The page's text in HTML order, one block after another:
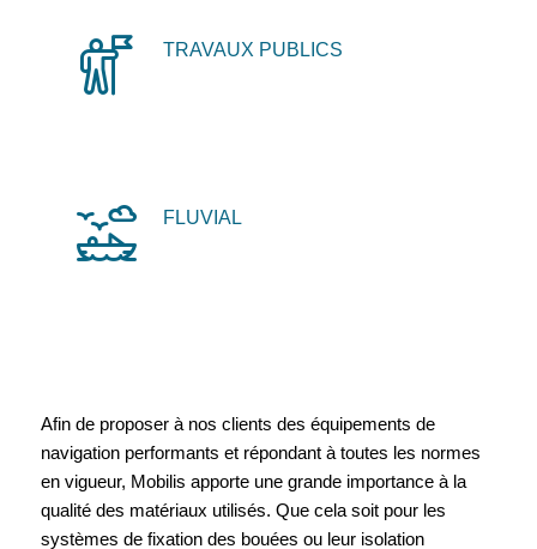
TRAVAUX PUBLICS
FLUVIAL
Afin de proposer à nos clients des équipements de
navigation performants et répondant à toutes les normes
en vigueur, Mobilis apporte une grande importance à la
qualité des matériaux utilisés. Que cela soit pour les
systèmes de fixation des bouées ou leur isolation